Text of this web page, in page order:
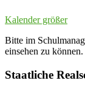
Kalender größer
Bitte im
einsehen zu können.
Staatliche